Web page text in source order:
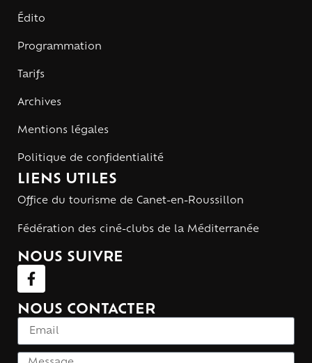
Édito
Programmation
Tarifs
Archives
Mentions légales
Politique de confidentialité
LIENS UTILES
Office du tourisme de Canet-en-Roussillon
Fédération des ciné-clubs de la Méditerranée
NOUS SUIVRE
NOUS CONTACTER